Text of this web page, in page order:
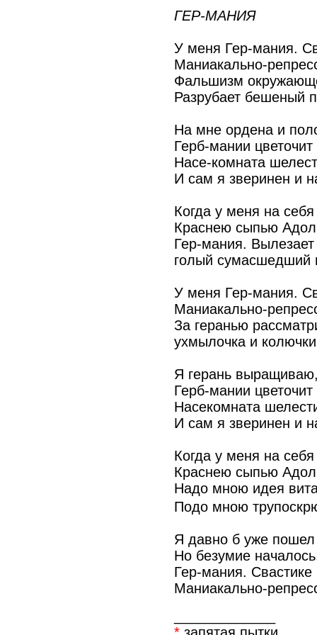
ГЕР-МАНИЯ
У меня Гер-мания.
Маниакально-
Фальшизм
Разрубает бешеный
На мне ордена и
Герб-мании
Насе-комната
И сам я зверинен и
Когда у меня на
Краснею сыпью
Гер-мания. Вылезает
голый сумасшедший
У меня Гер-мания.
Маниакально-
За геранью
ухмылочка и
Я герань
Герб-мании
Насекомната
И сам я зверинен и
Когда у меня на
Краснею сыпью
Надо мною идея
Подо мною
Я давно б уже пошел
Но безумие
Гер-мания. Свастике
Маниакально-